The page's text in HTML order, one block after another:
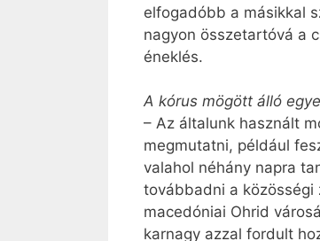
elfogadóbb a másikkal
nagyon összetartóvá a
éneklés.
A kórus mögött álló
– Az általunk használt
megmutatni, például
valahol néhány napra
továbbadni a közösségi
macedóniai Ohrid
karnagy azzal fordult